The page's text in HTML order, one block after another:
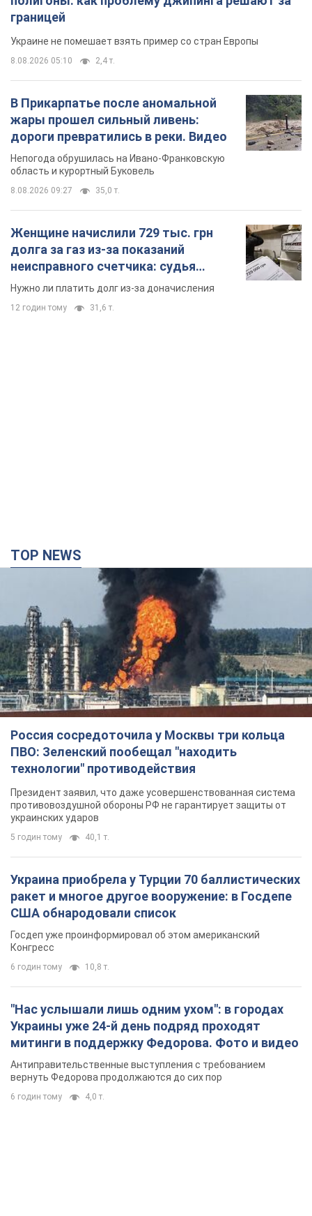
границей
Украине не помешает взять пример со стран Европы
8.08.2026 05:10 2,4 т.
В Прикарпатье после аномальной
жары прошел сильный ливень:
дороги превратились в реки. Видео
Непогода обрушилась на Ивано-Франковскую
область и курортный Буковель
8.08.2026 09:27 35,0 т.
Женщине начислили 729 тыс. грн
долга за газ из-за показаний
неисправного счетчика: судья
вынес неожиданное решение
Нужно ли платить долг из-за доначисления
12 годин тому 31,6 т.
TOP NEWS
Россия сосредоточила у Москвы три кольца
ПВО: Зеленский пообещал "находить
технологии" противодействия
Президент заявил, что даже усовершенствованная система
противовоздушной обороны РФ не гарантирует защиты от
украинских ударов
5 годин тому 40,1 т.
Украина приобрела у Турции 70 баллистических
ракет и многое другое вооружение: в Госдепе
США обнародовали список
Госдеп уже проинформировал об этом американский
Конгресс
6 годин тому 10,8 т.
"Нас услышали лишь одним ухом": в городах
Украины уже 24-й день подряд проходят
митинги в поддержку Федорова. Фото и видео
Антиправительственные выступления с требованием
вернуть Федорова продолжаются до сих пор
6 годин тому 4,0 т.